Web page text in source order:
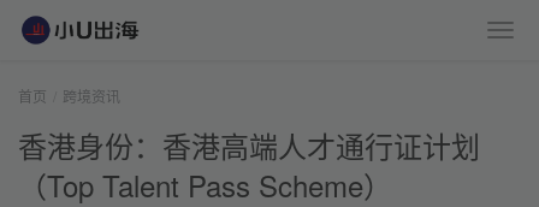
首页 跨境资讯
香港身份：香港高端人才通行证计划
（Top Talent Pass Scheme）